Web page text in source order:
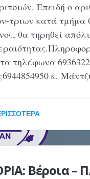
Επειδή ο
τριων κατά τμήμα
θα τηρηθεί
τηλέφωνα
κ.
Βέροια –